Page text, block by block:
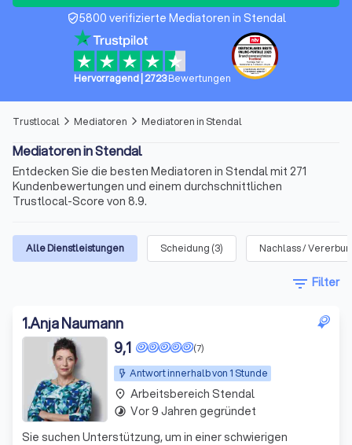
verified_user5800 verifizierte Mediatoren in Stendal
Hervorragend| 2723 Bewertungen
Trustlocal arrow_forward_ios Mediatoren arrow_forward_ios Mediatoren in Stendal
Mediatoren in Stendal
Entdecken Sie die besten Mediatoren in Stendal mit 271
Kundenbewertungen und einem durchschnittlichen
Trustlocal-Score von 8.9.
Alle Dienstleistungen Scheidung (3) Nachlass /
filter_list Filter
1.Anja Naumann
Antwort innerhalb von 1 Stunde
(7)
9,1
Sie suchen Unterstützung, um in einer schwierigen
place Arbeitsbereich Stendal
timelapse Vor 9 Jahren gegründet